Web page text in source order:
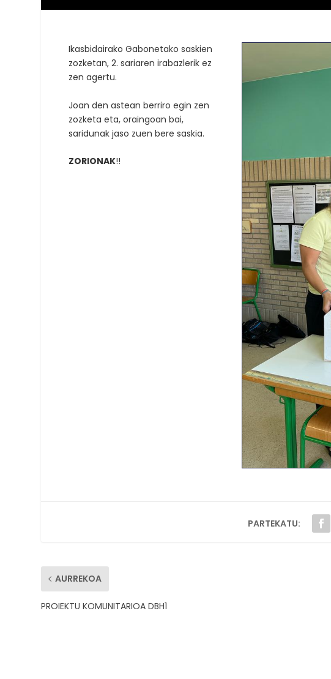
Ikasbidairako Gabonetako saskien
zozketan, 2. sariaren irabazlerik ez
zen agertu.
Joan den astean berriro egin zen
zozketa eta, oraingoan bai,
saridunak jaso zuen bere saskia.
ZORIONAK!!
PARTEKATU:
AURREKOA
PROIEKTU KOMUNITARIOA DBH1